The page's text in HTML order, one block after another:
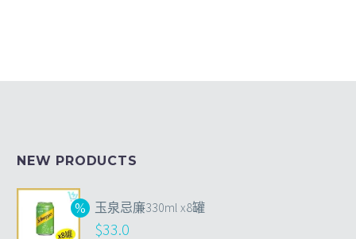
NEW PRODUCTS
玉泉忌廉330ml x8罐
$33.0